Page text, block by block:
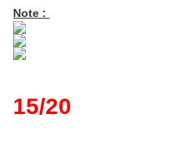
Note :
15/20